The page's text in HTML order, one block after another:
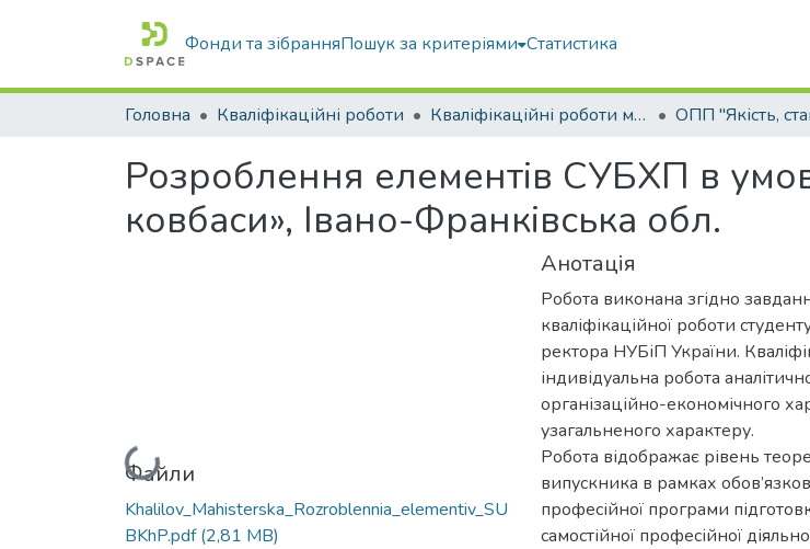
Фонди та зібранняПошук за критеріями Статистика
Головна Кваліфікаційні роботи Кваліфікаційні роботи магістрів
Розроблення елементів СУБХП в
ковбаси», Івано-Франківська обл.
Вантажиться...
Файли
Khalilov_Mahisterska_Rozroblennia_elementiv_SU
BKhP.pdf(2,81 MB)
Анотація
Робота виконана згідно
кваліфікаційної роботи
ректора НУБіП України.
індивідуальна робота
організаційно-економічного
узагальненого характеру.
Робота відображає рівень
випускника в рамках
професійної програми
самостійної професійної